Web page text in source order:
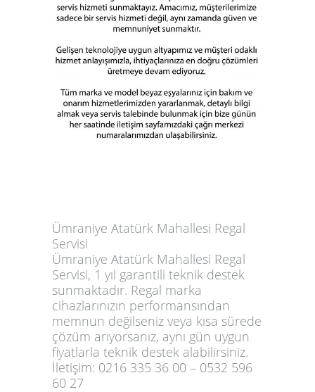
Ümraniye Atatürk Mahallesi Regal
Servisi
Ümraniye Atatürk Mahallesi Regal
Servisi, 1 yıl garantili teknik destek
sunmaktadır. Regal marka
cihazlarınızın performansından
memnun değilseniz veya kısa sürede
çözüm arıyorsanız, aynı gün uygun
fiyatlarla teknik destek alabilirsiniz.
İletişim: 0216 335 36 00 – 0532 596
60 27